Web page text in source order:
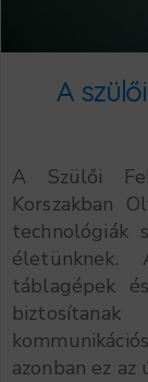
A
A Szülői
Korszakban
technológiák
életünknek.
táblagépek
azonban ez az